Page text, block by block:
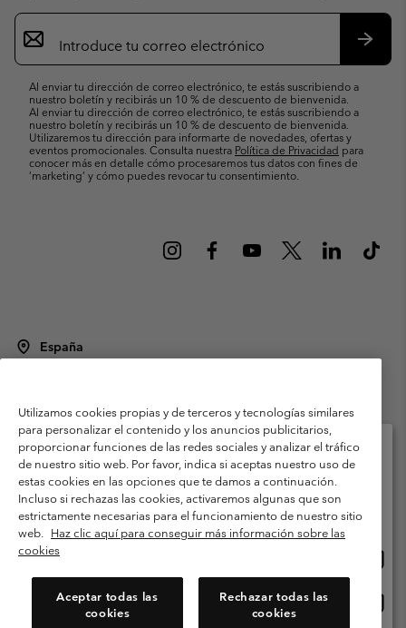
Suscripción
de
correo
Al enviar tu dirección de correo electrónico, te estás suscribiendo a
nuestro boletín y recibirás un 10 % de descuento de bienvenida.
Al enviar tu dirección de correo electrónico, te estás suscribiendo a
nuestro boletín y recibirás un 10 % de descuento de bienvenida.
Utilizaremos tu dirección para informarte de novedades, ofertas y
eventos promocionales. Consulta nuestra Política de Privacidad para
conocer más en detalle cómo procesaremos tus datos con fines de
’marketing’ y cómo puedes revocar tu consentimiento.
España
Condiciones de uso
Terminos de Venta
Garantía
Política de Privacidad
Términos y condiciones del programa de miembros
Términos De Uso Del Contenido Generado Por Los Usuarios
Impressum
Cookies Public CBCR
Servicio al cliente: Lu. - Vi. de 9:00 a 13:00 y de 14:00 a 18:00
Utilizamos cookies propias y de terceros y tecnologías similares
para personalizar el contenido y los anuncios publicitarios,
proporcionar funciones de las redes sociales y analizar el tráfico
de nuestro sitio web. Por favor, indica si aceptas nuestro uso de
estas cookies en las opciones que te damos a continuación.
Incluso si rechazas las cookies, activaremos algunas que son
estrictamente necesarias para el funcionamiento de nuestro sitio
web. Haz clic aquí para conseguir más información sobre las
cookies
Aceptar todas las
cookies
Rechazar todas las
cookies
Selecciona tu país e idioma envío
Compras en línea disponibles
línea
España